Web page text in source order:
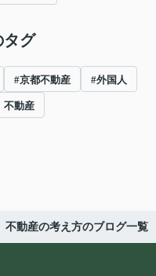
タグ
#京都不動産 #外国人
動産
不動産の考え方のブログ一覧